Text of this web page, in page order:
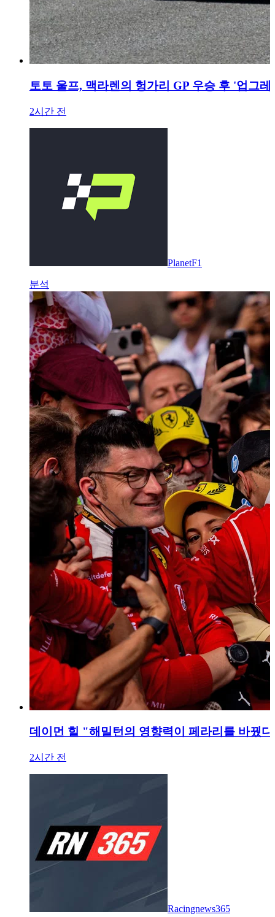
토토 울프, 맥라렌의 헝가리 GP 우승 후 '업그
2시간 전
PlanetF1
분석
데이먼 힐 "해밀턴의 영향력이 페라리를 바꿨
2시간 전
Racingnews365